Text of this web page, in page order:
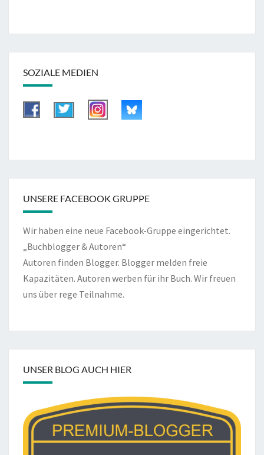
SOZIALE MEDIEN
UNSERE FACEBOOK GRUPPE
Wir haben eine neue Facebook-Gruppe eingerichtet.
„Buchblogger & Autoren“
Autoren finden Blogger. Blogger melden freie
Kapazitäten. Autoren werben für ihr Buch. Wir freuen
uns über rege Teilnahme.
UNSER BLOG AUCH HIER